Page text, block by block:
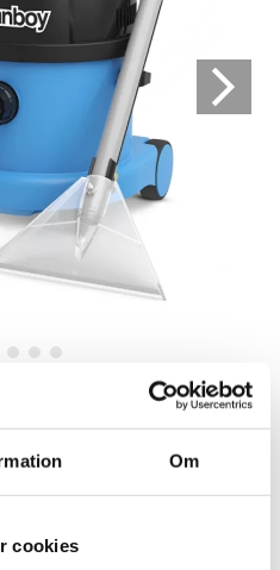
Om
cookies
der kan klare mange